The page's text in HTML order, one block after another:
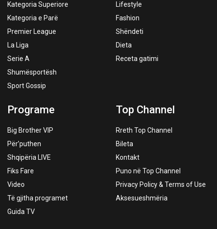
Kategoria Superiore
Kategoria e Parë
Premier League
La Liga
Serie A
Shumësportësh
Sport Gossip
Lifestyle
Fashion
Shëndeti
Dieta
Receta gatimi
Programe
Big Brother VIP
Për’puthen
Shqipëria LIVE
Fiks Fare
Video
Të gjitha programet
Guida TV
Top Channel
Rreth Top Channel
Bileta
Kontakt
Puno në Top Channel
Privacy Policy & Terms of Use
Aksesueshmëria